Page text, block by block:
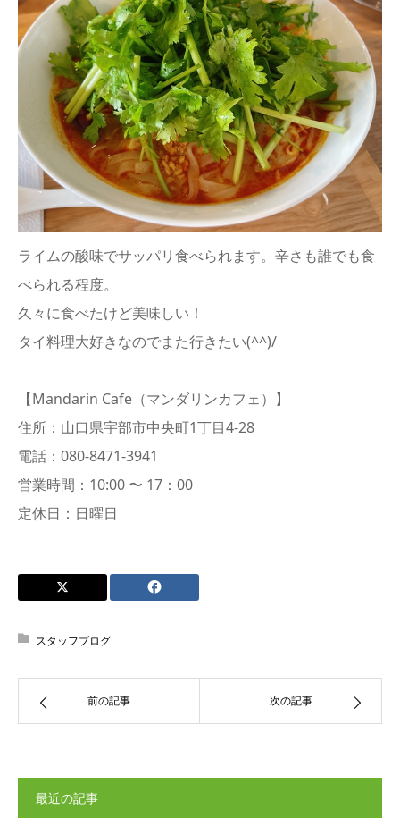
ライムの酸味でサッパリ食べられます。辛さも誰でも食
べられる程度。
久々に食べたけど美味しい！
タイ料理大好きなのでまた行きたい(^^)/
【Mandarin Cafe（マンダリンカフェ）】
住所：山口県宇部市中央町1丁目4-28
電話：080-8471-3941
営業時間：10:00 〜 17：00
定休日：日曜日
スタッフブログ
前の記事 次の記事
最近の記事